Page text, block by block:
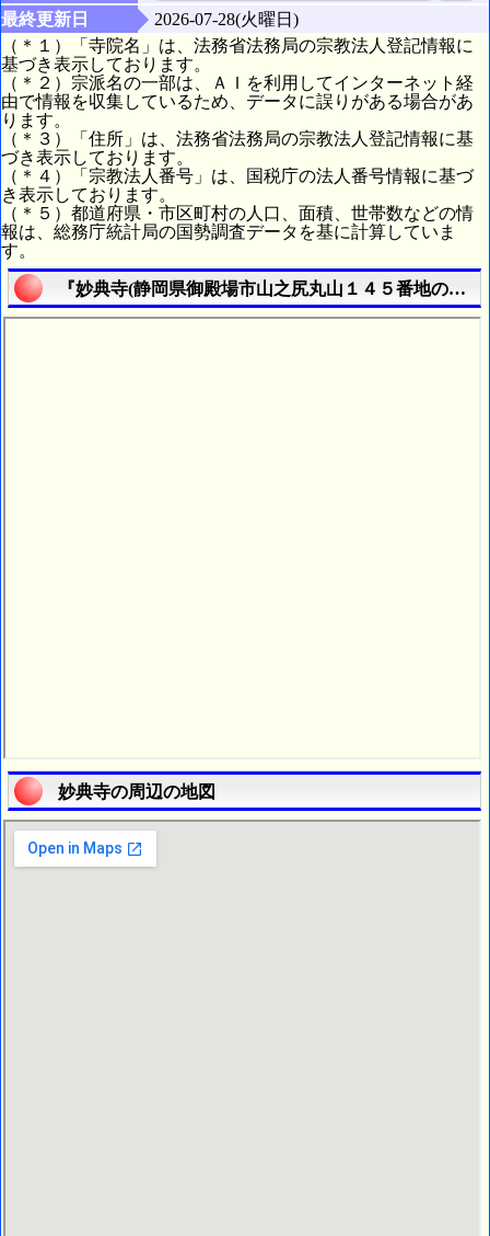
最終更新日
2026-07-28(火曜日)
（＊１）「寺院名」は、法務省法務局の宗教法人登記情報に
基づき表示しております。
（＊２）宗派名の一部は、ＡＩを利用してインターネット経
由で情報を収集しているため、データに誤りがある場合があ
ります。
（＊３）「住所」は、法務省法務局の宗教法人登記情報に基
づき表示しております。
（＊４）「宗教法人番号」は、国税庁の法人番号情報に基づ
き表示しております。
（＊５）都道府県・市区町村の人口、面積、世帯数などの情
報は、総務庁統計局の国勢調査データを基に計算していま
す。
『妙典寺(静岡県御殿場市山之尻丸山１４５番地の１)
妙典寺の周辺の地図